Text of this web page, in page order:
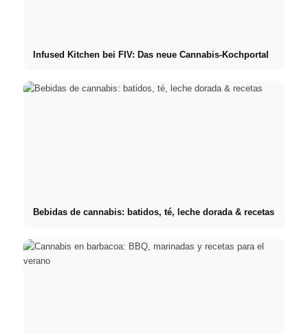
Infused Kitchen bei FIV: Das neue Cannabis-Kochportal
Bebidas de cannabis: batidos, té, leche dorada & recetas